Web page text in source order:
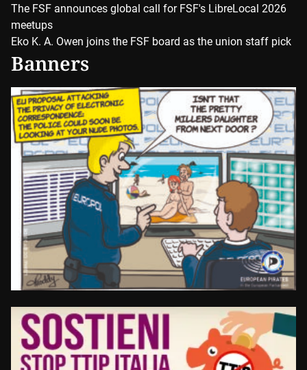
The FSF announces global call for FSF's LibreLocal 2026
meetups
Eko K. A. Owen joins the FSF board as the union staff pick
Banners